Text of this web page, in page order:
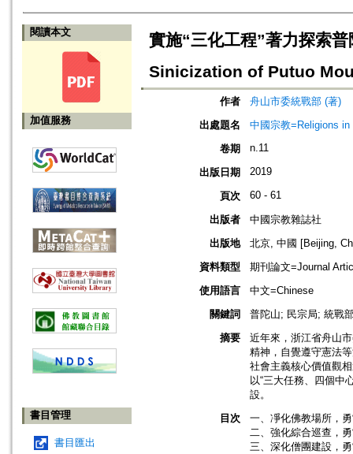
閱讀本文
加值服務
書目管理
書目匯出
實施“三化工程”著力探索
Sinicization of Putuo
作者
舟山市委統戰部 (著)
出處題名
中國宗教=Religions
卷期
n.11
出版日期 2019
頁次 60 - 61
出版者
中國宗教雜誌社
出版地
北京, 中國 [Beijing,
資料類型
期刊論文=Journal
使用語言
中文=Chinese
關鍵詞
普陀山; 民宗局; 統戰
摘要
近年來，浙江省舟山
精神，自覺遵守憲法
社會主義核心價值觀
以“三大任務、四個中
設。
目次
一、凈化佛教場所，
二、強化綜合巡查，
三、深化僧團建設，